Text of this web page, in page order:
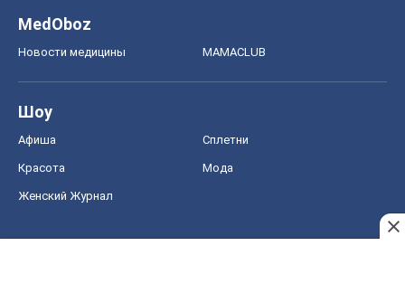
MedOboz
Новости медицины MAMACLUB
Шоу
Афиша Сплетни
Красота Мода
Женский Журнал